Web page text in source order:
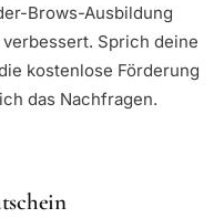
Brows-Ausbildung
Sprich deine
kostenlose Förderung
das Nachfragen.